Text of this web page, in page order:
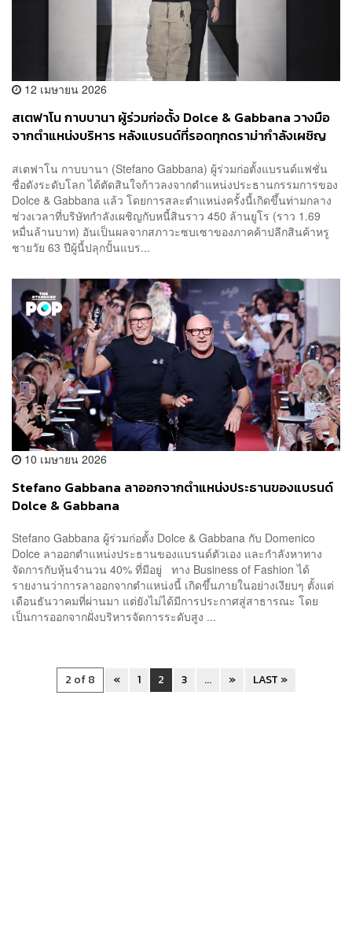
12 เมษายน 2026
สเตฟาโน กาบบานา ผู้ร่วมก่อตั้ง Dolce & Gabbana วางมือ
จากตำแหน่งบริหาร หลังแบรนด์ที่รอดทุกดราม่ากำลังเผชิญ
สเตฟาโน กาบบานา (Stefano Gabbana) ผู้ร่วมก่อตั้งแบรนด์แฟชั่น
ชื่อดังระดับโลก ได้ตัดสินใจก้าวลงจากตำแหน่งประธานกรรมการของ
Dolce & Gabbana แล้ว โดยการสละตำแหน่งครั้งนี้เกิดขึ้นท่ามกลาง
ช่วงเวลาที่บริษัทกำลังเผชิญกับหนี้สินราว 450 ล้านยูโร (ราว 1.69
หมื่นล้านบาท) อันเป็นผลจากสภาวะซบเซาของภาคค้าปลีกสินค้าหรู
ชายวัย 63 ปีผู้นี้ปลุกปั้นแบร...
10 เมษายน 2026
Stefano Gabbana ลาออกจากตำแหน่งประธานของแบรนด์
Dolce & Gabbana
Stefano Gabbana ผู้ร่วมก่อตั้ง Dolce & Gabbana กับ Domenico
Dolce ลาออกตำแหน่งประธานของแบรนด์ตัวเอง และกำลังหาทาง
จัดการกับหุ้นจำนวน 40% ที่มีอยู่ ทาง Business of Fashion ได้
รายงานว่าการลาออกจากตำแหน่งนี้ เกิดขึ้นภายในอย่างเงียบๆ ตั้งแต่
เดือนธันวาคมที่ผ่านมา แต่ยังไม่ได้มีการประกาศสู่สาธารณะ โดย
เป็นการออกจากฝั่งบริหารจัดการระดับสูง ...
2 of 8 « 1 2 3 ... » LAST »